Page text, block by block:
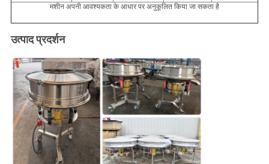
मशीन अपनी आवश्यकता के आधार पर अनुकूलित किया जा सकता है
उत्पाद प्रदर्शन